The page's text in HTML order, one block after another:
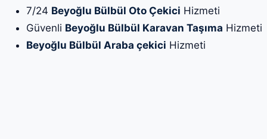
7/24 Beyoğlu Bülbül Oto Çekici Hizmeti
Güvenli Beyoğlu Bülbül Karavan Taşıma Hizmeti
Beyoğlu Bülbül Araba çekici Hizmeti